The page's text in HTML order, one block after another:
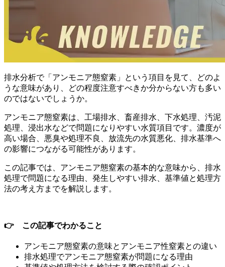
排水分析で「アンモニア態窒素」という項目を見て、どのよ
うな意味があり、どの程度注意すべきか分からない方も多い
のではないでしょうか。
アンモニア態窒素は、工場排水、畜産排水、下水処理、汚泥
処理、浸出水などで問題になりやすい水質項目です。濃度が
高い場合、悪臭や処理不良、放流先の水質悪化、排水基準へ
の影響につながる可能性があります。
この記事では、アンモニア態窒素の基本的な意味から、排水
処理で問題になる理由、発生しやすい排水、基準値と処理方
法の考え方までを解説します。
👉 この記事でわかること
アンモニア態窒素の意味とアンモニア性窒素との違い
排水処理でアンモニア態窒素が問題になる理由